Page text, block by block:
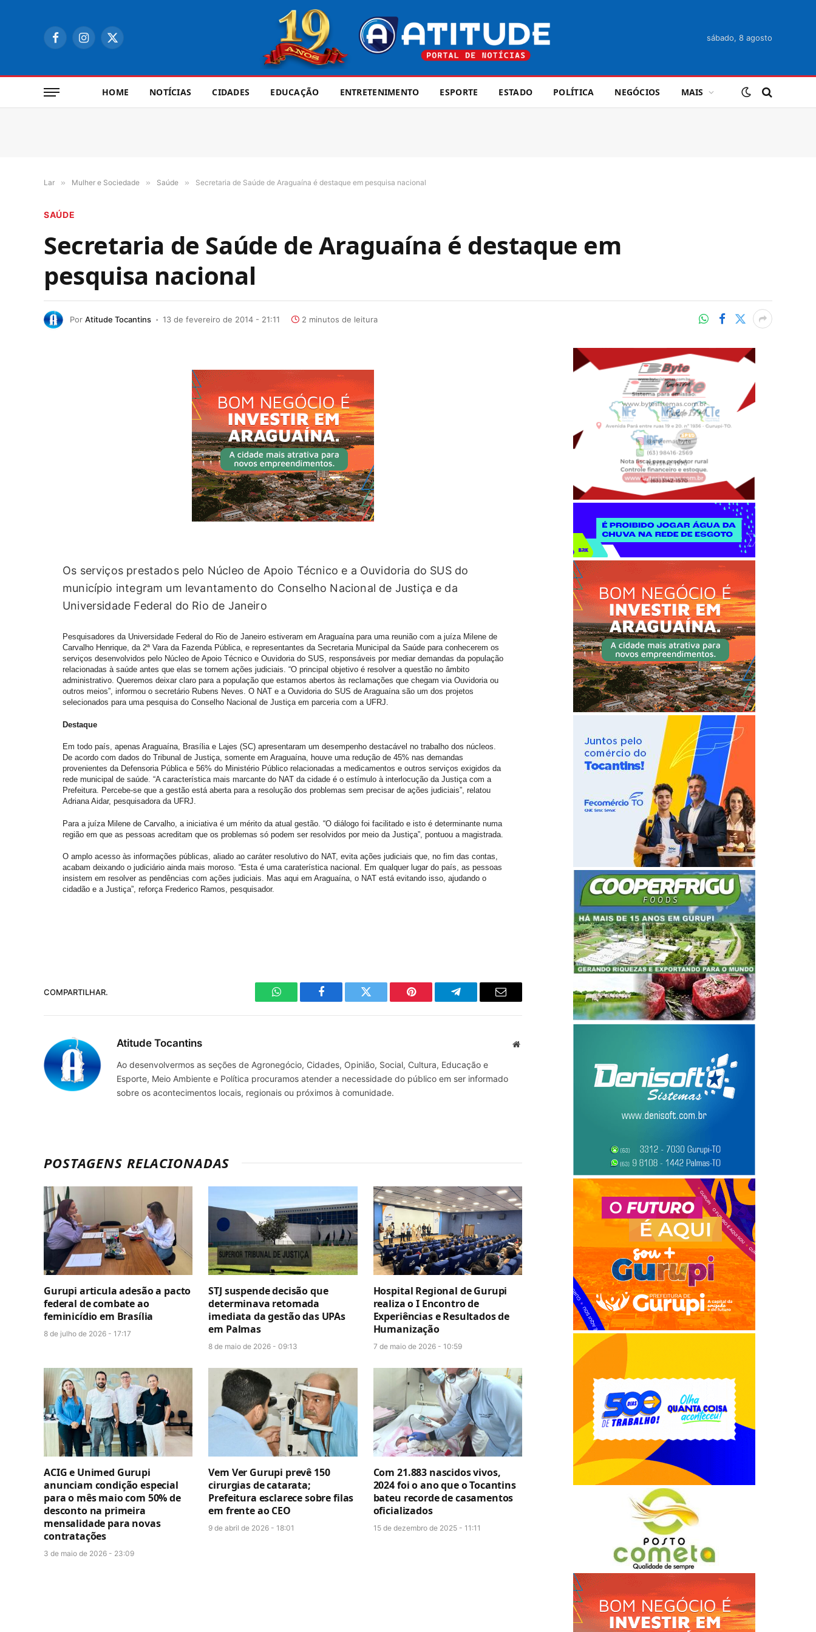
FacebookInstagram
X
sábado, 8 agosto
HOME NOTÍCIAS CIDADES EDUCAÇÃO ENTRETENIMENTO ESPORTE ESTADO POLÍTICA NEGÓCIOS MAIS
Lar » Mulher e Sociedade » Saúde » Secretaria de Saúde de Araguaína é destaque em pesquisa nacional
SAÚDE
Secretaria de Saúde de Araguaína é destaque em
pesquisa nacional
Por Atitude Tocantins 13 de fevereiro de 2014 - 21:11 2 minutos de leitura
Os serviços prestados pelo Núcleo de Apoio Técnico e a Ouvidoria do SUS do
município integram um levantamento do Conselho Nacional de Justiça e da
Universidade Federal do Rio de Janeiro
Pesquisadores da Universidade Federal do Rio de Janeiro estiveram em Araguaína para uma reunião com a juíza Milene de
Carvalho Henrique, da 2ª Vara da Fazenda Pública, e representantes da Secretaria Municipal da Saúde para conhecerem os
serviços desenvolvidos pelo Núcleo de Apoio Técnico e Ouvidoria do SUS, responsáveis por mediar demandas da população
relacionadas à saúde antes que elas se tornem ações judiciais. “O principal objetivo é resolver a questão no âmbito
administrativo. Queremos deixar claro para a população que estamos abertos às reclamações que chegam via Ouvidoria ou
outros meios”, informou o secretário Rubens Neves. O NAT e a Ouvidoria do SUS de Araguaína são um dos projetos
selecionados para uma pesquisa do Conselho Nacional de Justiça em parceria com a UFRJ.
Destaque
Em todo país, apenas Araguaína, Brasília e Lajes (SC) apresentaram um desempenho destacável no trabalho dos núcleos.
De acordo com dados do Tribunal de Justiça, somente em Araguaína, houve uma redução de 45% nas demandas
provenientes da Defensoria Pública e 56% do Ministério Público relacionadas a medicamentos e outros serviços exigidos da
rede municipal de saúde. “A característica mais marcante do NAT da cidade é o estímulo à interlocução da Justiça com a
Prefeitura. Percebe-se que a gestão está aberta para a resolução dos problemas sem precisar de ações judiciais”, relatou
Adriana Aidar, pesquisadora da UFRJ.
Para a juíza Milene de Carvalho, a iniciativa é um mérito da atual gestão. “O diálogo foi facilitado e isto é determinante numa
região em que as pessoas acreditam que os problemas só podem ser resolvidos por meio da Justiça”, pontuou a magistrada.
O amplo acesso às informações públicas, aliado ao caráter resolutivo do NAT, evita ações judiciais que, no fim das contas,
acabam deixando o judiciário ainda mais moroso. “Esta é uma caraterística nacional. Em qualquer lugar do país, as pessoas
insistem em resolver as pendências com ações judiciais. Mas aqui em Araguaína, o NAT está evitando isso, ajudando o
cidadão e a Justiça”, reforça Frederico Ramos, pesquisador.
COMPARTILHAR.
WhatsAppFacebook Twitter Pinterest TelegramaE-
Atitude Tocantins Site
Ao desenvolvermos as seções de Agronegócio, Cidades, Opinião, Social, Cultura, Educação e
Esporte, Meio Ambiente e Política procuramos atender a necessidade do público em ser informado
sobre os acontecimentos locais, regionais ou próximos à comunidade.
POSTAGENS RELACIONADAS
Gurupi articula adesão a pacto
federal de combate ao
feminicídio em Brasília
8 de julho de 2026 - 17:17
STJ suspende decisão que
determinava retomada
imediata da gestão das UPAs
em Palmas
8 de maio de 2026 - 09:13
Hospital Regional de Gurupi
realiza o I Encontro de
Experiências e Resultados de
Humanização
7 de maio de 2026 - 10:59
ACIG e Unimed Gurupi
anunciam condição especial
para o mês maio com 50% de
desconto na primeira
mensalidade para novas
contratações
3 de maio de 2026 - 23:09
Vem Ver Gurupi prevê 150
cirurgias de catarata;
Prefeitura esclarece sobre filas
em frente ao CEO
9 de abril de 2026 - 18:01
Com 21.883 nascidos vivos,
2024 foi o ano que o Tocantins
bateu recorde de casamentos
oficializados
15 de dezembro de 2025 - 11:11